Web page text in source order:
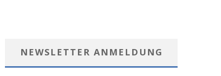
NEWSLETTER ANMELDUNG